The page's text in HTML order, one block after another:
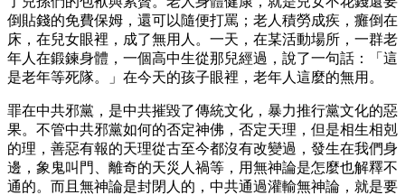
倒貼錢的免費保姆，還可以隨便打罵；老人積勞成疾，癱倒在
床，在兒女眼裡，成了無用人。一天，在某活動場所，一群老
年人在鍛鍊身體，一個高中生從那兒經過，說了一句話：「這
是老年等死隊。」在今天的孩子眼裡，老年人這麼的無用。
罪在中共邪黨，是中共摧毀了傳統文化，暴力推行黨文化的惡
果。不管中共邪黨如何的否定神佛，否定天理，但是相生相剋
的理，善惡有報的天理從古至今都沒有改變過，發生在我們身
邊，象鬼叫門、離奇的天災人禍等，用無神論是怎麼也解釋不
通的。而且無神論是封閉人的，中共通過灌輸無神論，就是要